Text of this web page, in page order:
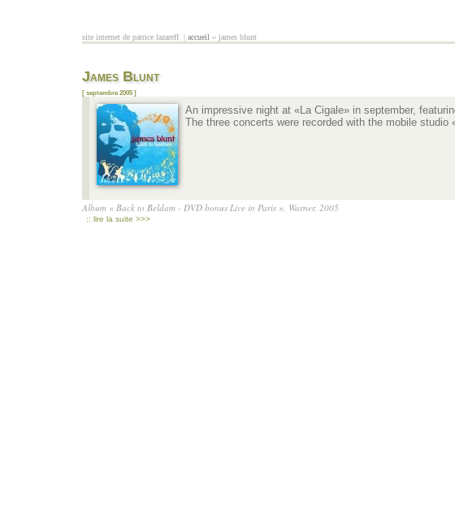
site internet de patrice lazareff |
vous êtes ici
accueil » james blunt
James Blunt
[ septembre 2005 ]
An impressive night at «La Cigale» in september,
The three concerts were recorded with the mobile studio
Album « Back to Beldam - DVD bonus Live in Paris », Warner, 2005
:: lire la suite >>>